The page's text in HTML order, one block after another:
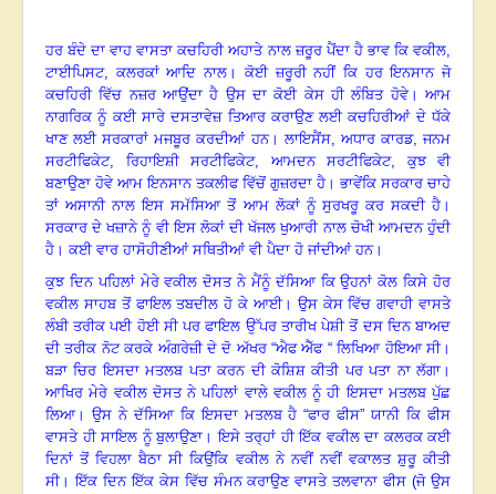
ਹਰ ਬੰਦੇ ਦਾ ਵਾਹ ਵਾਸਤਾ ਕਚਹਿਰੀ ਅਹਾਤੇ ਨਾਲ ਜ਼ਰੂਰ ਪੈਂਦਾ ਹੈ ਭਾਵ ਕਿ ਵਕੀਲ,
ਟਾਈਪਿਸਟ, ਕਲਰਕਾਂ ਆਦਿ ਨਾਲ । ਕੋਈ ਜ਼ਰੂਰੀ ਨਹੀਂ ਕਿ ਹਰ ਇਨਸਾਨ ਜੋ
ਕਚਹਿਰੀ ਵਿੱਚ ਨਜ਼ਰ ਆਉਂਦਾ ਹੈ ਉਸ ਦਾ ਕੋਈ ਕੇਸ ਹੀ ਲੰਬਿਤ ਹੋਵੇ।ਆਮ
ਨਾਗਰਿਕ ਨੂੰ ਕਈ ਸਾਰੇ ਦਸਤਾਵੇਜ਼ ਤਿਆਰ ਕਰਾਉਣ ਲਈ ਕਚਹਿਰੀਆਂ ਦੇ ਧੱਕੇ
ਖਾਣ ਲਈ ਸਰਕਾਰਾਂ ਮਜਬੂਰ ਕਰਦੀਆਂ ਹਨ। ਲਾਇਸੈਂਸ, ਅਧਾਰ ਕਾਰਡ, ਜਨਮ
ਸਰਟੀਫਿਕੇਟ, ਰਿਹਾਇਸ਼ੀ ਸਰਟੀਫਿਕੇਟ, ਆਮਦਨ ਸਰਟੀਫਿਕੇਟ, ਕੁਝ ਵੀ
ਬਣਾਉਣਾ ਹੋਵੇ ਆਮ ਇਨਸਾਨ ਤਕਲੀਫ ਵਿੱਚੋਂ ਗੁਜ਼ਰਦਾ ਹੈ । ਭਾਵੇਂਕਿ ਸਰਕਾਰ ਚਾਹੇ
ਤਾਂ ਅਸਾਨੀ ਨਾਲ ਇਸ ਸਮੱਸਿਆ ਤੋਂ ਆਮ ਲੋਕਾਂ ਨੂੰ ਸੁਰਖਰੂ ਕਰ ਸਕਦੀ ਹੈ ।
ਸਰਕਾਰ ਦੇ ਖਜ਼ਾਨੇ ਨੂੰ ਵੀ ਇਸ ਲੋਕਾਂ ਦੀ ਖੱਜਲ ਖੁਆਰੀ ਨਾਲ ਚੋਖੀ ਆਮਦਨ ਹੁੰਦੀ
ਹੈ । ਕਈ ਵਾਰ ਹਾਸੋਹੀਣੀਆਂ ਸਥਿਤੀਆਂ ਵੀ ਪੈਦਾ ਹੋ ਜਾਂਦੀਆਂ ਹਨ।
ਕੁਝ ਦਿਨ ਪਹਿਲਾਂ ਮੇਰੇ ਵਕੀਲ ਦੋਸਤ ਨੇ ਮੈਂਨੂੰ ਦੱਸਿਆ ਕਿ ਉਹਨਾਂ ਕੋਲ ਕਿਸੇ ਹੋਰ
ਵਕੀਲ ਸਾਹਬ ਤੋਂ ਫਾਇਲ ਤਬਦੀਲ ਹੋ ਕੇ ਆਈ। ਉਸ ਕੇਸ ਵਿੱਚ ਗਵਾਹੀ ਵਾਸਤੇ
ਲੰਬੀ ਤਰੀਕ ਪਈ ਹੋਈ ਸੀ ਪਰ ਫਾਇਲ ਉੱਪਰ ਤਾਰੀਖ ਪੇਸ਼ੀ ਤੋਂ ਦਸ ਦਿਨ ਬਾਅਦ
ਦੀ ਤਰੀਕ ਨੋਟ ਕਰਕੇ ਅੰਗਰੇਜ਼ੀ ਦੇ ਦੋ ਅੱਖਰ “ਐਫ ਐੱਫ “ ਲਿਖਿਆ ਹੋਇਆ ਸੀ।
ਬੜਾ ਚਿਰ ਇਸਦਾ ਮਤਲਬ ਪਤਾ ਕਰਨ ਦੀ ਕੋਸ਼ਿਸ਼ ਕੀਤੀ ਪਰ ਪਤਾ ਨਾ ਲੱਗਾ ।
ਆਖਿਰ ਮੇਰੇ ਵਕੀਲ ਦੋਸਤ ਨੇ ਪਹਿਲਾਂ ਵਾਲੇ ਵਕੀਲ ਨੂੰ ਹੀ ਇਸਦਾ ਮਤਲਬ ਪੁੱਛ
ਲਿਆ। ਉਸ ਨੇ ਦੱਸਿਆ ਕਿ ਇਸਦਾ ਮਤਲਬ ਹੈ “ਫਾਰ ਫੀਸ” ਯਾਨੀ ਕਿ ਫੀਸ
ਵਾਸਤੇ ਹੀ ਸਾਇਲ ਨੂੰ ਬੁਲਾਉਣਾ ।ਇਸੇ ਤਰ੍ਹਾਂ ਹੀ ਇੱਕ ਵਕੀਲ ਦਾ ਕਲਰਕ ਕਈ
ਦਿਨਾਂ ਤੋਂ ਵਿਹਲਾ ਬੈਠਾ ਸੀ ਕਿਉਂਕਿ ਵਕੀਲ ਨੇ ਨਵੀਂ ਨਵੀਂ ਵਕਾਲਤ ਸ਼ੁਰੂ ਕੀਤੀ
ਸੀ।ਇੱਕ ਦਿਨ ਇੱਕ ਕੇਸ ਵਿੱਚ ਸੰਮਨ ਕਰਾਉਣ ਵਾਸਤੇ ਤਲਵਾਨਾ ਫੀਸ (ਜੋ ਉਸ